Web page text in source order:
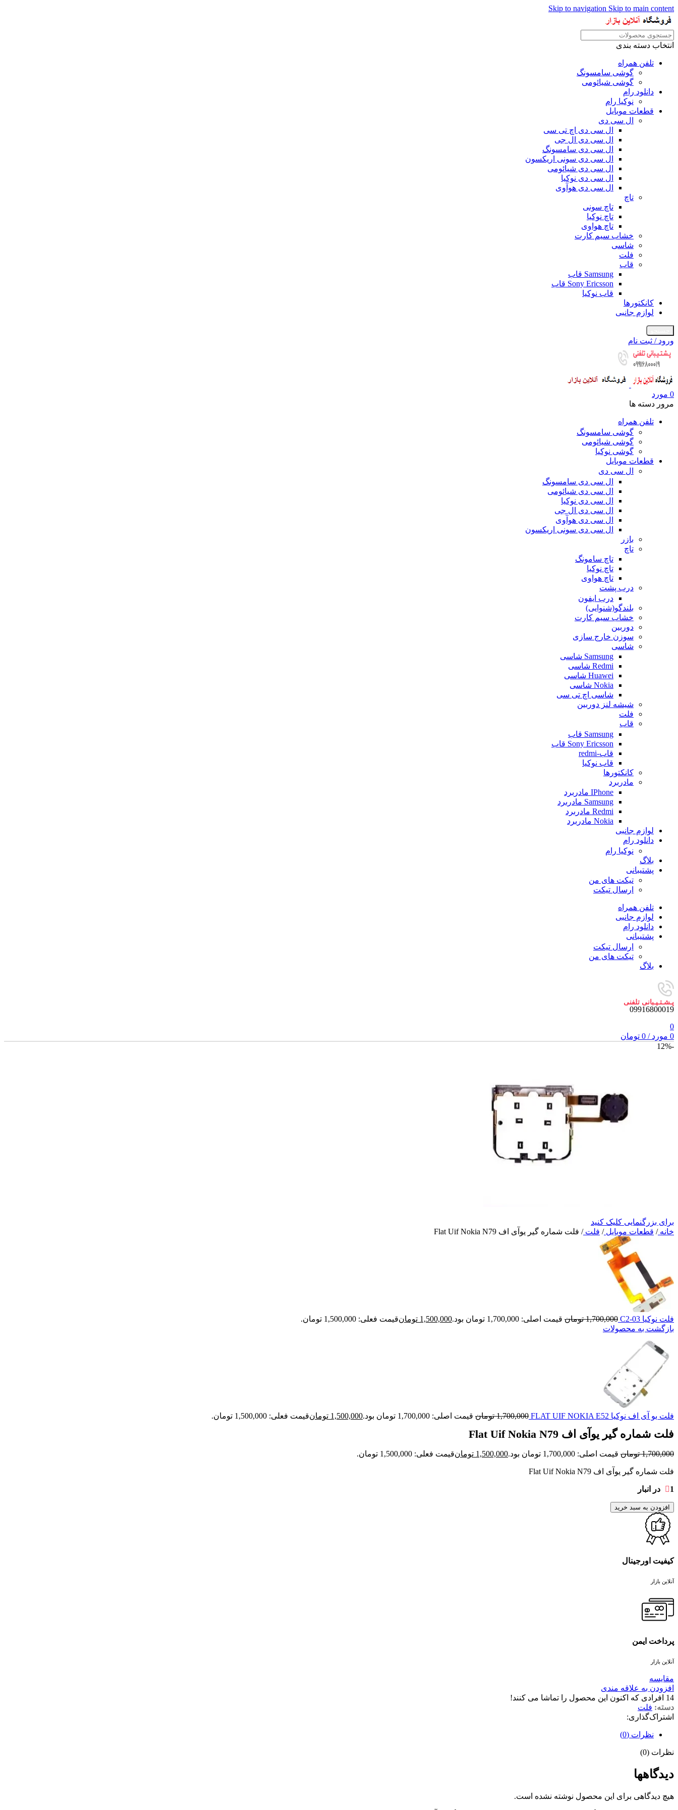
Skip to navigation Skip to main content
انتخاب دسته بندی
تلفن همراه
گوشی سامسونگ
گوشی شیائومی
دانلود رام
نوکیا رام
قطعات موبایل
ال سی دی
ال سی دی اچ تی سی
ال سی دی ال جی
ال سی دی سامسونگ
ال سی دی سونی اریکسون
ال سی دی شیائومی
ال سی دی نوکیا
ال سی دی هوآوی
تاچ
تاچ سونی
تاچ نوکیا
تاچ هواوی
خشاب سیم کارت
شاسی
فلت
قاب
Samsung قاب
Sony Ericsson قاب
قاب نوکیا
کانکتورها
لوازم جانبی
ورود / ثبت نام
0 مورد
مرور دسته ها
تلفن همراه
گوشی سامسونگ
گوشی شیائومی
گوشی نوکیا
قطعات موبایل
ال سی دی
ال سی دی سامسونگ
ال سی دی شیائومی
ال سی دی نوکیا
ال سی دی ال جی
ال سی دی هوآوی
ال سی دی سونی اریکسون
بازر
تاچ
تاچ سامونگ
تاچ نوکیا
تاچ هواوی
درب پشت
درب ایفون
بلندگو(شنوایی)
خشاب سیم کارت
دوربین
سوزن خارج سازی
شاسی
Samsung شاسی
Redmi شاسی
Huawei شاسی
Nokia شاسی
شاسی اچ تی سی
شیشه لنز دوربین
فلت
قاب
Samsung قاب
Sony Ericsson قاب
قاب-redmi
قاب نوکیا
کانکتورها
مادربرد
IPhone مادربرد
Samsung مادربرد
Redmi مادربرد
Nokia مادربرد
لوازم جانبی
دانلود رام
نوکیا رام
بلاگ
پشتیبانی
تیکت های من
ارسال تیکت
تلفن همراه
لوازم جانبی
دانلود رام
پشتیبانی
ارسال تیکت
تیکت های من
بلاگ
پـشـتـیـبانی تلفنی
09916800019
0
0 مورد /
0 تومان
-12%
برای بزرگنمایی کلیک کنید
خانه/ قطعات موبایل/ فلت/ فلت شماره گیر یوآی اف Flat Uif Nokia N79
فلت نوکیا C2-03 1,700,000 تومان قیمت اصلی: 1,700,000 تومان بود. 1,500,000 تومانقیمت فعلی: 1,500,000 تومان.
بازگشت به محصولات
فلت یو آی اف نوکیا FLAT UIF NOKIA E52 1,700,000 تومان قیمت اصلی: 1,700,000 تومان بود. 1,500,000 تومانقیمت فعلی: 1,500,000 تومان.
فلت شماره گیر یوآی اف Flat Uif Nokia N79
1,700,000 تومان قیمت اصلی: 1,700,000 تومان بود. 1,500,000 تومانقیمت فعلی: 1,500,000 تومان.
فلت شماره گیر یوآی اف Flat Uif Nokia N79
1 در انبار
افزودن به سبد خرید
کیفیت اورجینال
آنلاین بازار
پرداخت ایمن
آنلاین بازار
مقايسه
افزودن به علاقه مندی
14 افرادی که اکنون این محصول را تماشا می کنند!
دسته: فلت
اشتراک‌گذاری:
نظرات (0)
نظرات (0)
دیدگاهها
هیچ دیدگاهی برای این محصول نوشته نشده است.